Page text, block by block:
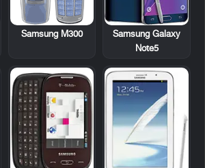
Samsung Galaxy
Note5
Samsung M300